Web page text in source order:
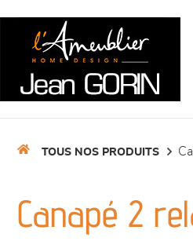
TOUS NOS PRODUITS
Canapé 2